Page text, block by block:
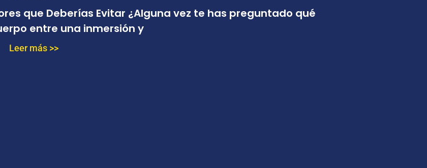
que Deberías Evitar ¿Alguna vez te has preguntado qué
entre una inmersión y
Leer más >>